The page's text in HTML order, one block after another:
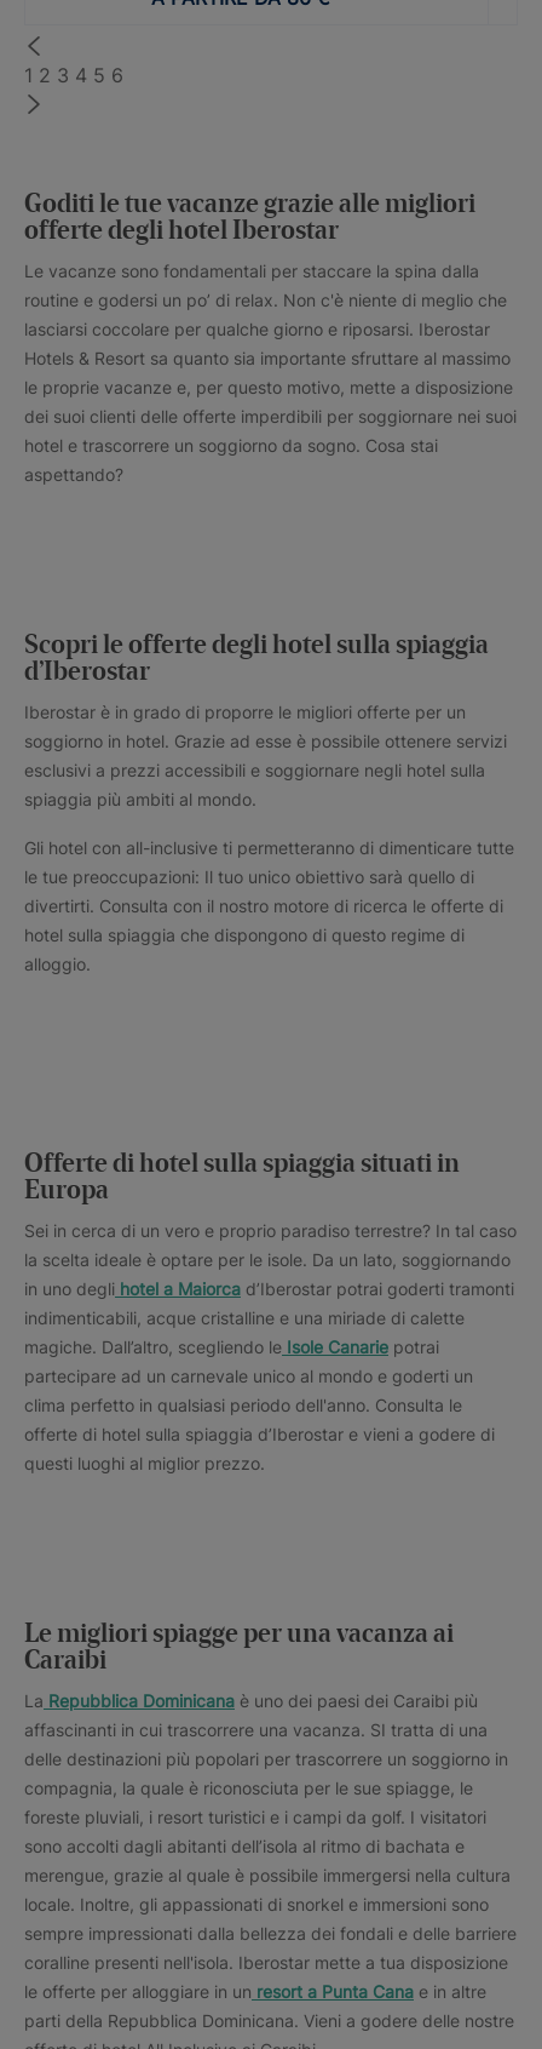
1 2 3 4 5 6
Goditi le tue vacanze grazie alle migliori
offerte degli hotel Iberostar
Le vacanze sono fondamentali per staccare la spina dalla
routine e godersi un po’ di relax. Non c'è niente di meglio che
lasciarsi coccolare per qualche giorno e riposarsi. Iberostar
Hotels & Resort sa quanto sia importante sfruttare al massimo
le proprie vacanze e, per questo motivo, mette a disposizione
dei suoi clienti delle offerte imperdibili per soggiornare nei suoi
hotel e trascorrere un soggiorno da sogno. Cosa stai
aspettando?
Scopri le offerte degli hotel sulla spiaggia
d’Iberostar
Iberostar è in grado di proporre le migliori offerte per un
soggiorno in hotel. Grazie ad esse è possibile ottenere servizi
esclusivi a prezzi accessibili e soggiornare negli hotel sulla
spiaggia più ambiti al mondo.
Gli hotel con all-inclusive ti permetteranno di dimenticare tutte
le tue preoccupazioni: Il tuo unico obiettivo sarà quello di
divertirti. Consulta con il nostro motore di ricerca le offerte di
hotel sulla spiaggia che dispongono di questo regime di
alloggio.
Offerte di hotel sulla spiaggia situati in
Europa
Sei in cerca di un vero e proprio paradiso terrestre? In tal caso
la scelta ideale è optare per le isole. Da un lato, soggiornando
in uno degli hotel a Maiorca d’Iberostar potrai goderti tramonti
indimenticabili, acque cristalline e una miriade di calette
magiche. Dall’altro, scegliendo le Isole Canarie potrai
partecipare ad un carnevale unico al mondo e goderti un
clima perfetto in qualsiasi periodo dell'anno. Consulta le
offerte di hotel sulla spiaggia d’Iberostar e vieni a godere di
questi luoghi al miglior prezzo.
Le migliori spiagge per una vacanza ai
Caraibi
La Repubblica Dominicana è uno dei paesi dei Caraibi più
affascinanti in cui trascorrere una vacanza. SI tratta di una
delle destinazioni più popolari per trascorrere un soggiorno in
compagnia, la quale è riconosciuta per le sue spiagge, le
foreste pluviali, i resort turistici e i campi da golf. I visitatori
sono accolti dagli abitanti dell’isola al ritmo di bachata e
merengue, grazie al quale è possibile immergersi nella cultura
locale. Inoltre, gli appassionati di snorkel e immersioni sono
sempre impressionati dalla bellezza dei fondali e delle barriere
coralline presenti nell'isola. Iberostar mette a tua disposizione
le offerte per alloggiare in un resort a Punta Cana e in altre
parti della Repubblica Dominicana. Vieni a godere delle nostre